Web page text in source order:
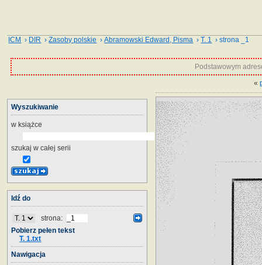
ICM › DIR ›Zasoby polskie ›Abramowski Edward, Pisma ›T. 1 › strona _1
Podstawowym
«
Wyszukiwanie
w książce
szukaj w całej serii
Idź do
strona:
Pobierz pełen tekst
T. 1.txt
Nawigacja